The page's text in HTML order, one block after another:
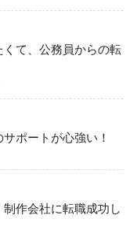
て、公務員からの転
ポートが心強い！
作会社に転職成功し